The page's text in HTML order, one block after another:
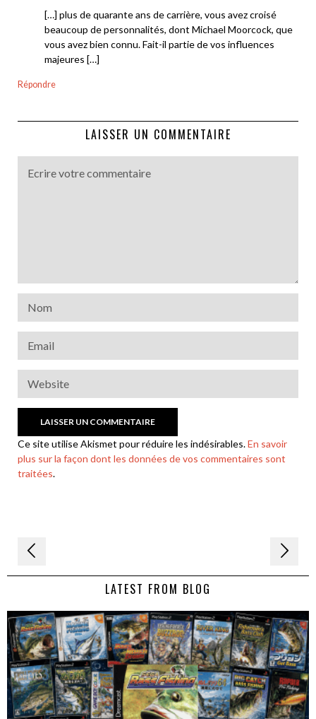
[…] plus de quarante ans de carrière, vous avez croisé
beaucoup de personnalités, dont Michael Moorcock, que
vous avez bien connu. Fait-il partie de vos influences
majeures […]
Répondre
LAISSER UN COMMENTAIRE
Ce site utilise Akismet pour réduire les indésirables.En savoir
plus sur la façon dont les données de vos commentaires sont
traitées.
Navigation
de LATEST FROM BLOG